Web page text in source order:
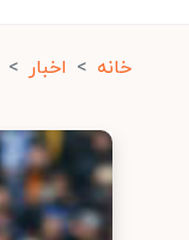
خانه اخبار